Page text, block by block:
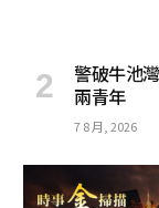
警破牛池
兩青年
7 8 月, 2026